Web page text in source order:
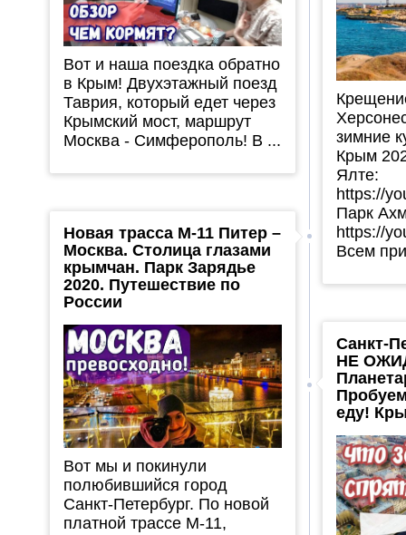
Вот и наша поездка обратно
в Крым! Двухэтажный поезд
Таврия, который едет через
Крымский мост, маршрут
Москва - Симферополь! В ...
зимние
Крым
Ялте:
https://
Парк
https://
Всем
Новая трасса М-11 Питер –
Москва. Столица глазами
крымчан. Парк Зарядье
2020. Путешествие по
России
Вот мы и покинули
полюбившийся город
Санкт-Петербург. По новой
платной трассе М-11,
Санкт-
НЕ
еду!